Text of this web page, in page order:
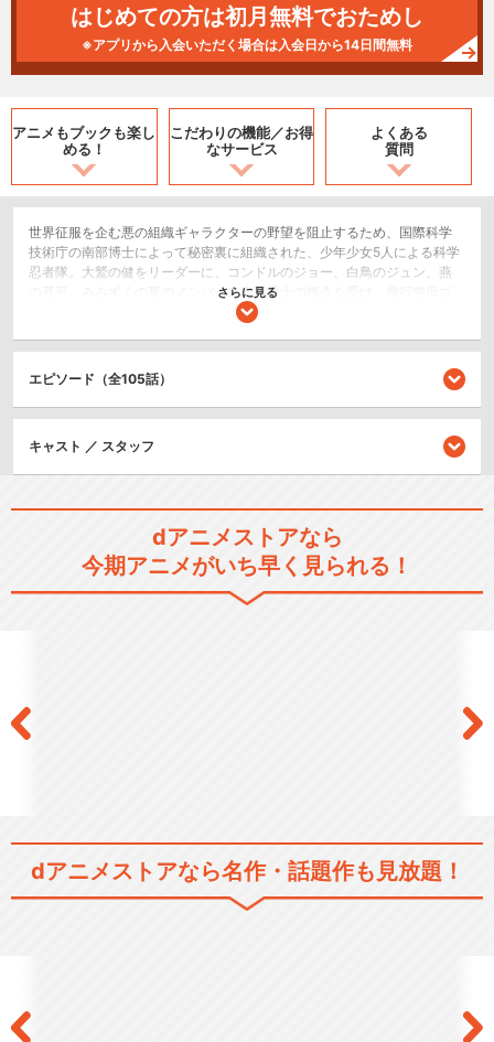
はじめての方は初月無料でおためし
※アプリから入会いただく場合は入会日から14日間無料
アニメもブックも楽し
める！
こだわりの機能／お得
なサービス
よくある
質問
世界征服を企む悪の組織ギャラクターの野望を阻止するため、国際科学
技術庁の南部博士によって秘密裏に組織された、少年少女5人による科学
忍者隊。大鷲の健をリーダーに、コンドルのジョー、白鳥のジュン、燕
の甚平、みみずくの竜のメンバーは南部博士の指令を受け、飛行空母ゴ
ッドフェニックスで発進。科学の力を駆使してギャラクターに戦いを挑
シリーズ／関連のアニメ作品
科学忍者隊ガッチャマンⅡ
科学忍者隊ガッチャマンＦ
ＧＡＴＣＨＡＭＡＮ
さらに見る
エピソード（全105話）
キャスト ／ スタッフ
dアニメストアなら
今期アニメがいち早く見られる！
dアニメストアなら名作・話題作も見放題！